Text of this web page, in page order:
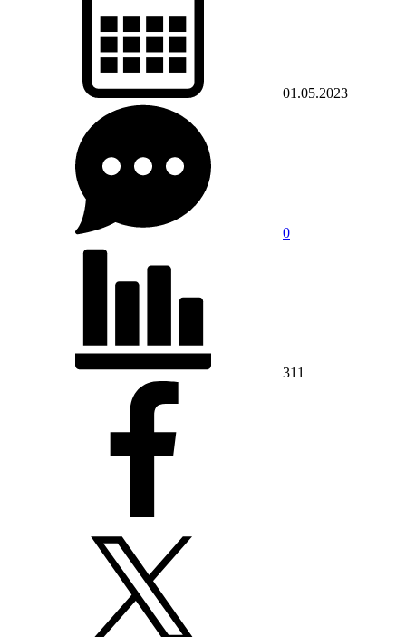
01.05.2023
0
311